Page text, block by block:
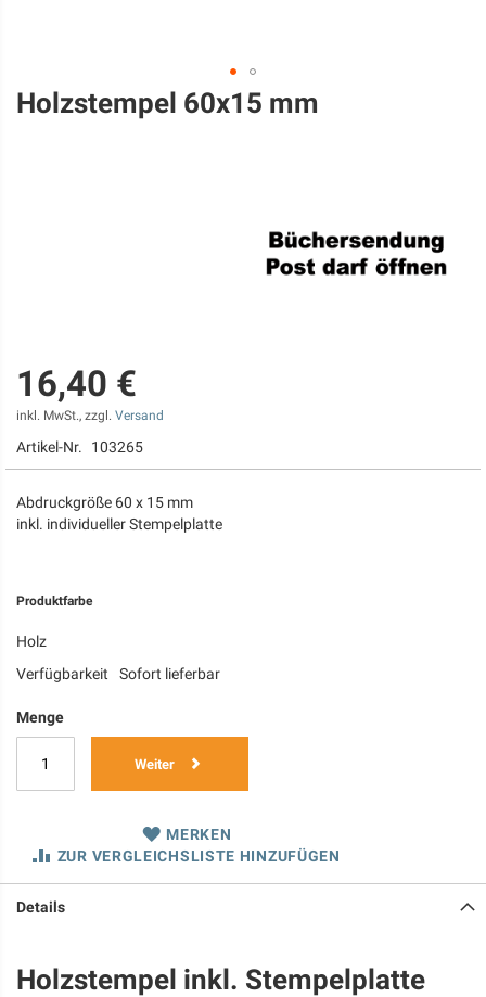
Zum
Anfang
Holzstempel 60x15 mm
16,40 €
inkl. MwSt., zzgl. Versand
Artikel-Nr. 103265
Abdruckgröße 60 x 15 mm
inkl. individueller Stempelplatte
Produktfarbe
Holz
Verfügbarkeit
Sofort lieferbar
Menge
Weiter
MERKEN
ZUR VERGLEICHSLISTE HINZUFÜGEN
Details
Holzstempel inkl. Stempelplatte